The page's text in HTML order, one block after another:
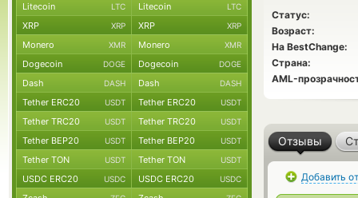
Статус:
Возраст:
На BestChange:
Страна:
AML-
Отзывы
Добавить
Litecoin LTC Litecoin LTC
XRP XRP XRP XRP
Monero XMR Monero XMR
Dogecoin DOGE Dogecoin DOGE
Dash DASH Dash DASH
Tether ERC20 USDT Tether ERC20 USDT
Tether TRC20 USDT Tether TRC20 USDT
Tether BEP20 USDT Tether BEP20 USDT
Tether TON USDT Tether TON USDT
USDC ERC20 USDC USDC ERC20 USDC